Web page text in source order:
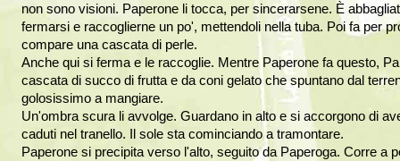
non sono visioni. Paperone li tocca, per sincerarsene. È
fermarsi e raccoglierne un po', mettendoli nella tuba. Poi fa per
compare una cascata di perle.
Anche qui si ferma e le raccoglie. Mentre Paperone fa questo,
cascata di succo di frutta e da coni gelato che spuntano dal
golosissimo a mangiare.
Un'ombra scura li avvolge. Guardano in alto e si accorgono di
caduti nel tranello. Il sole sta cominciando a tramontare.
Paperone si precipita verso l'alto, seguito da Paperoga. Corre a